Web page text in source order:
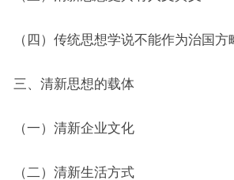
（四）传统思想学说不能作为治国方
三、清新思想的载体
（一）清新企业文化
（二）清新生活方式